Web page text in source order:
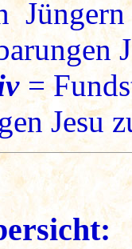
=
Jesu